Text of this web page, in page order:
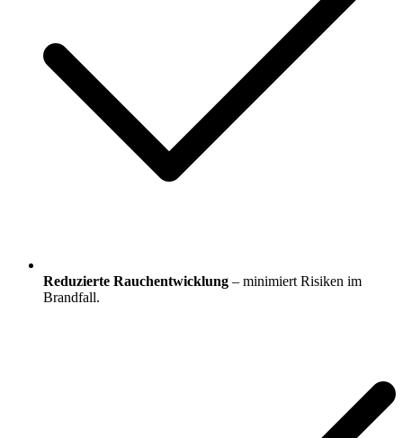
Reduzierte Rauchentwicklung – minimiert Risiken im
Brandfall.